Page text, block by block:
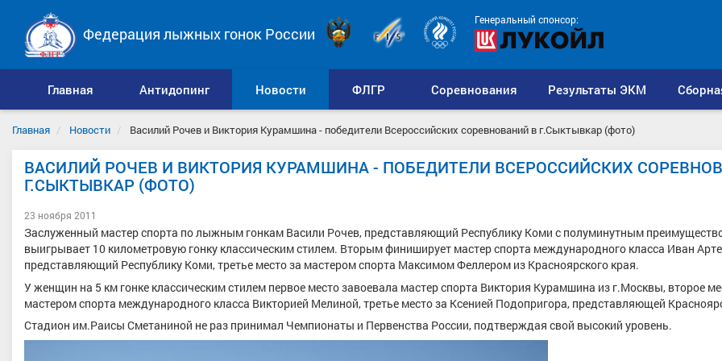
Генеральный спонсор:
Федерация лыжных гонок России
Главная Антидопинг Новости ФЛГР Соревнования Результаты ЭКМ
Главная Новости Василий Рочев и Виктория Курамшина - победители Всероссийских соревнований в г.Сыктывкар (фото)
ВАСИЛИЙ РОЧЕВ И ВИКТОРИЯ КУРАМШИНА - ПОБЕДИТЕЛИ ВСЕРОССИЙСКИХ
Г.СЫКТЫВКАР (ФОТО)
23 ноября 2011
Заслуженный мастер спорта по лыжным гонкам Васили Рочев, представляющий Республику Коми с полуминутным
выигрывает 10 километровую гонку классическим стилем. Вторым финиширует мастер спорта международного класса Иван
представляющий Республику Коми, третье место за мастером спорта Максимом Феллером из Красноярского края.
У женщин на 5 км гонке классическим стилем первое место завоевала мастер спорта Виктория Курамшина из г.Москвы, второе
мастером спорта международного класса Викторией Мелиной, третье место за Ксенией Подопригора, представляющей
Стадион им.Раисы Сметаниной не раз принимал Чемпионаты и Первенства России, подтверждая свой высокий уровень.